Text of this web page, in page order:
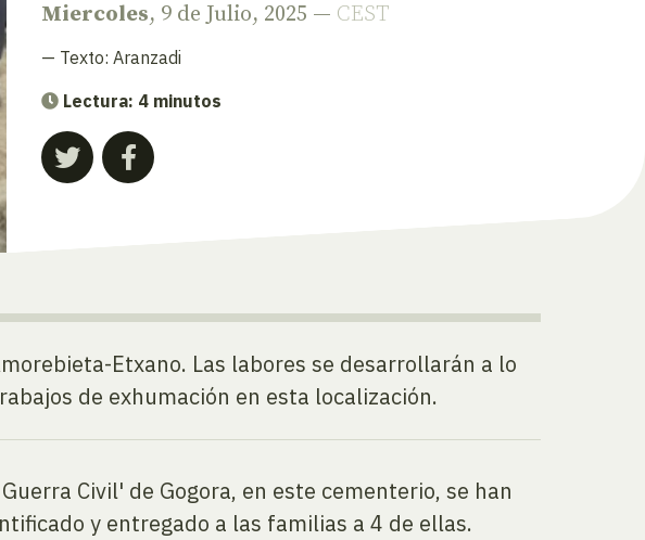
Miercoles, 9 de Julio, 2025 — CEST
— Texto: Aranzadi
Lectura: 4 minutos
Etxano. Las labores se desarrollarán a lo
de exhumación en esta localización.
Civil' de Gogora, en este cementerio, se han
y entregado a las familias a 4 de ellas.